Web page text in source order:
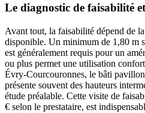
Le diagnostic de faisabilité
Avant tout, la faisabilité dépend de
disponible. Un minimum de 1,80 m
est généralement requis pour un
ou plus permet une utilisation
Évry-Courcouronnes, le bâti
présente souvent des hauteurs
étude préalable. Cette visite de
€ selon le prestataire, est